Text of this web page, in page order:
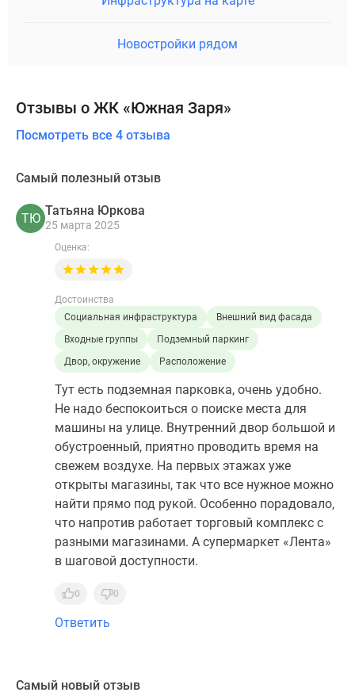
Новостройки рядом
Отзывы о ЖК «Южная Заря»
Посмотреть все 4 отзыва
Самый полезный отзыв
ТЮ
Татьяна Юркова
25 марта 2025
Оценка:
Достоинства
Социальная инфраструктура
Внешний вид фасада
Входные группы
Подземный паркинг
Двор, окружение
Расположение
Тут есть подземная парковка, очень удобно.
Не надо беспокоиться о поиске места для
машины на улице. Внутренний двор большой и
обустроенный, приятно проводить время на
свежем воздухе. На первых этажах уже
открыты магазины, так что все нужное можно
найти прямо под рукой. Особенно порадовало,
что напротив работает торговый комплекс с
разными магазинами. А супермаркет «Лента»
в шаговой доступности.
0 0
Ответить
Самый новый отзыв